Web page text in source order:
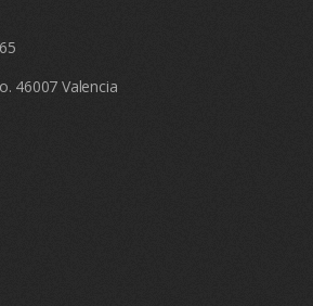
46007 Valencia